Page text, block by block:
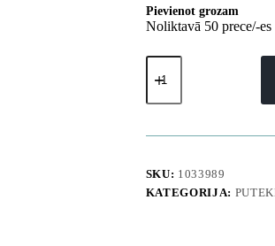
Pievienot grozam
Noliktavā 50 prece/-es
Iekšējais
HEPA
filtrs
V500
putekļsūcējam
daudzums
SKU: 1033989
KATEGORIJA: